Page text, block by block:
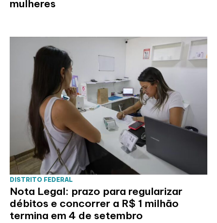
mulheres
DISTRITO FEDERAL
Nota Legal: prazo para regularizar
débitos e concorrer a R$ 1 milhão
termina em 4 de setembro